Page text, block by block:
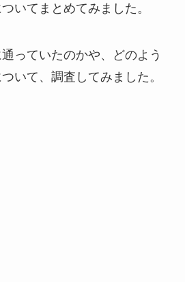
いてまとめてみました。
っていたのかや、どのよう
いて、調査してみました。